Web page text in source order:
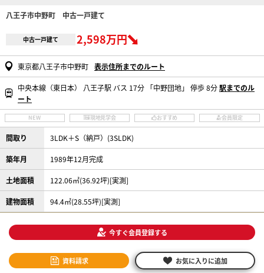
八王子市中野町 中古一戸建て
中古一戸建て 2,598万円
東京都八王子市中野町 表示住所までのルート
中央本線（東日本） 八王子駅 バス 17分 「中野団地」 停歩 8分駅までのル
ート
NEW 現地見学会 おすすめ 会員限定
間取り 3LDK＋S（納戸）(3SLDK)
築年月 1989年12月完成
土地面積 122.06㎡(36.92坪)[実測]
建物面積 94.4㎡(28.55坪)[実測]
今すぐ会員登録する
資料請求 お気に入りに追加